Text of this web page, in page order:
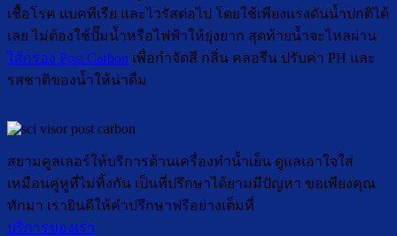
เชื้อโรค แบคทีเรีย และไวรัสต่อไป โดยใช้เพียงแรงดันน้ำปกติได้
เลย ไม่ต้องใช้ปั๊มน้ำหรือไฟฟ้าให้ยุ่งยาก สุดท้ายน้ำจะไหลผ่าน
ไส้กรอง Post Carbon เพื่อกำจัดสี กลิ่น คลอรีน ปรับค่า PH และ
รสชาติของน้ำให้น่าดื่ม
สยามคูลเลอร์ให้บริการด้านเครื่องทำน้ำเย็น ดูแลเอาใจใส่
เหมือนคู่หูที่ไม่ทิ้งกัน เป็นที่ปรึกษาได้ยามมีปัญหา ขอเพียงคุณ
ทักมา เรายินดีให้คำปรึกษาฟรีอย่างเต็มที่
บริการของเรา